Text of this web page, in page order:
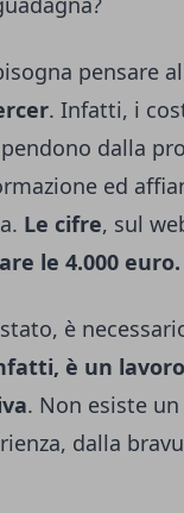
pensare
. Infatti, i
dalla
ed
Le cifre, sul
le 4.000 euro.
è
è un
. Non esiste
dalla